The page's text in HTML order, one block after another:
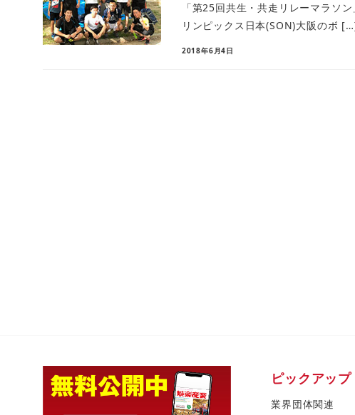
「第25回共生・共走リレーマラソ
リンピックス日本(SON)大阪のボ
2018年6月4日
ピックアップ
業界団体関連